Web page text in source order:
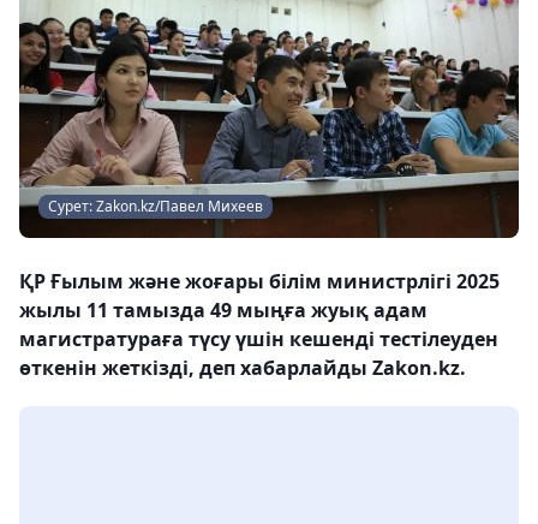
Сурет: Zakon.kz/Павел Михеев
ҚР Ғылым және жоғары білім министрлігі 2025
жылы 11 тамызда 49 мыңға жуық адам
магистратураға түсу үшін кешенді тестілеуден
өткенін жеткізді, деп хабарлайды Zakon.kz.